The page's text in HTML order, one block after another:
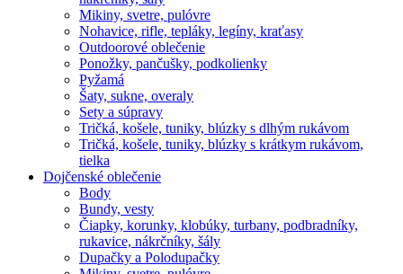
Mikiny, svetre, pulóvre
Nohavice, rifle, tepláky, legíny, kraťasy
Outdoorové oblečenie
Ponožky, pančušky, podkolienky
Pyžamá
Šaty, sukne, overaly
Sety a súpravy
Tričká, košele, tuniky, blúzky s dlhým rukávom
Tričká, košele, tuniky, blúzky s krátkym rukávom,
tielka
Dojčenské oblečenie
Body
Bundy, vesty
Čiapky, korunky, klobúky, turbany, podbradníky,
rukavice, nákrčníky, šály
Dupačky a Polodupačky